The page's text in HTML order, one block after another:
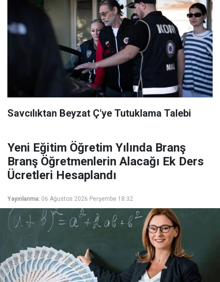
Savcılıktan Beyzat Ç'ye Tutuklama Talebi
Yeni Eğitim Öğretim Yılında Branş
Branş Öğretmenlerin Alacağı Ek Ders
Ücretleri Hesaplandı
Yayınlanma: 06 Ağustos 2026 Perşembe 18:32